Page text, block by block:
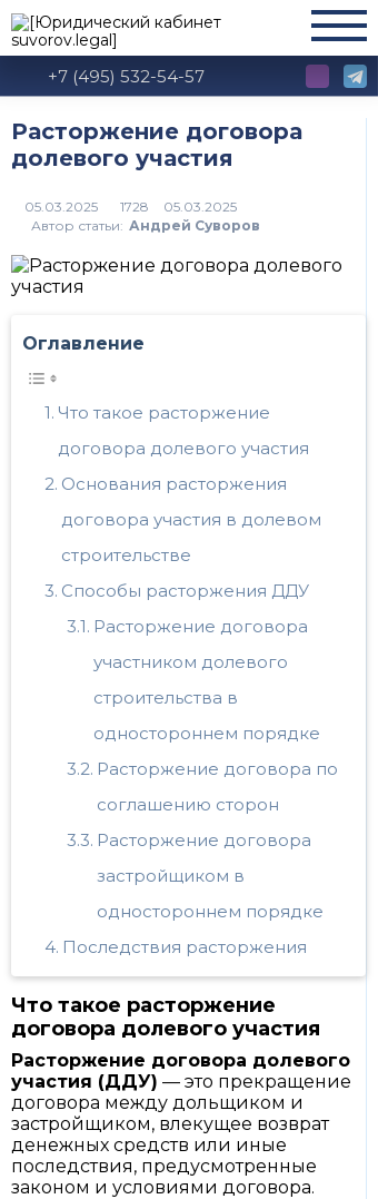
+7 (495) 532-54-57
Расторжение договора
долевого участия
1728
Автор статьи: Андрей Суворов
Оглавление
Что такое расторжение
договора долевого участия
Основания расторжения
договора участия в долевом
строительстве
Способы расторжения ДДУ
Расторжение договора
участником долевого
строительства в
одностороннем порядке
Расторжение договора по
соглашению сторон
Расторжение договора
застройщиком в
одностороннем порядке
Последствия расторжения
Что такое расторжение
договора долевого участия
Расторжение договора долевого
участия (ДДУ) — это прекращение
договора между дольщиком и
застройщиком, влекущее возврат
денежных средств или иные
последствия, предусмотренные
законом и условиями договора.